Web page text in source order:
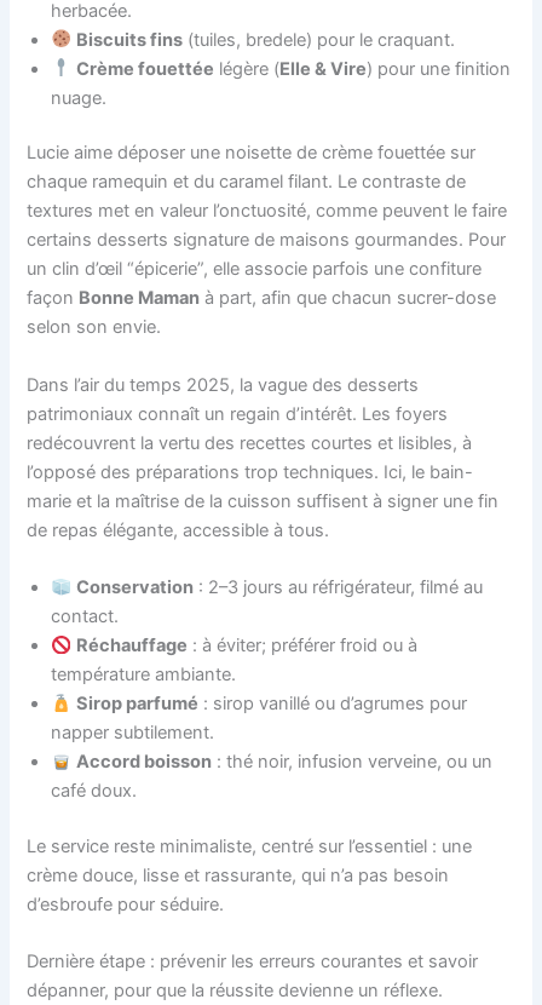
herbacée.
Biscuits fins (tuiles, bredele) pour le craquant.
Crème fouettée légère (Elle & Vire) pour une finition
nuage.
Lucie aime déposer une noisette de crème fouettée sur
chaque ramequin et du caramel filant. Le contraste de
textures met en valeur l’onctuosité, comme peuvent le faire
certains desserts signature de maisons gourmandes. Pour
un clin d’œil “épicerie”, elle associe parfois une confiture
façon Bonne Maman à part, afin que chacun sucrer-dose
selon son envie.
Dans l’air du temps 2025, la vague des desserts
patrimoniaux connaît un regain d’intérêt. Les foyers
redécouvrent la vertu des recettes courtes et lisibles, à
l’opposé des préparations trop techniques. Ici, le bain-
marie et la maîtrise de la cuisson suffisent à signer une fin
de repas élégante, accessible à tous.
Conservation : 2–3 jours au réfrigérateur, filmé au
contact.
Réchauffage : à éviter; préférer froid ou à
température ambiante.
Sirop parfumé : sirop vanillé ou d’agrumes pour
napper subtilement.
Accord boisson : thé noir, infusion verveine, ou un
café doux.
Le service reste minimaliste, centré sur l’essentiel : une
crème douce, lisse et rassurante, qui n’a pas besoin
d’esbroufe pour séduire.
Dernière étape : prévenir les erreurs courantes et savoir
dépanner, pour que la réussite devienne un réflexe.